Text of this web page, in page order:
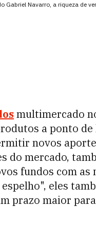
Gabriel Navarro, a riqueza de
multimercado
a ponto
novos
mercado,
fundos com as
eles
prazo maior